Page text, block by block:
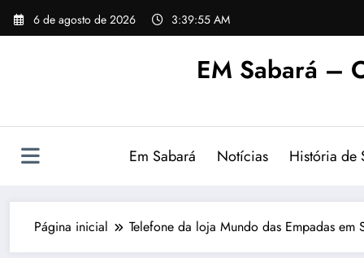
Pular
para
6 de agosto de 2026 3:39:56 AM
EM Sabará –
Em Sabará Notícias História de
Página inicial Telefone da loja Mundo das Empadas em